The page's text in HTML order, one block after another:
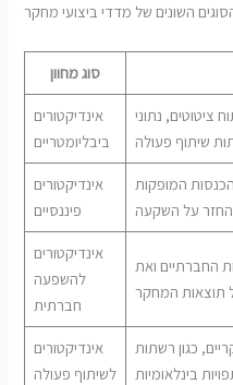
סוג מחוון
אינדיקטורים
ביבליומטריים
ציטוטים, נתוני
אינדיקטורים
פיננסיים
המופקות
אינדיקטורים
להשפעה
חברתית
החברתיים ואת
אינדיקטורים
לשיתוף פעולה
כגון רשתות